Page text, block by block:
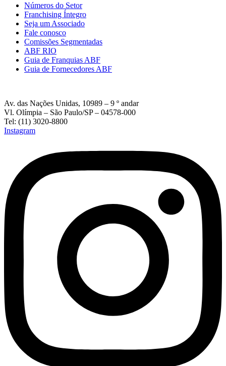
Números do Setor
Franchising Íntegro
Seja um Associado
Fale conosco
Comissões Segmentadas
ABF RIO
Guia de Franquias ABF
Guia de Fornecedores ABF
Av. das Nações Unidas, 10989 – 9 º andar
Vl. Olímpia – São Paulo/SP – 04578-000
Tel: (11) 3020-8800
Instagram